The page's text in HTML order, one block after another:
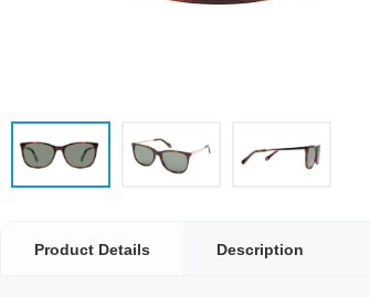
Product Details Description